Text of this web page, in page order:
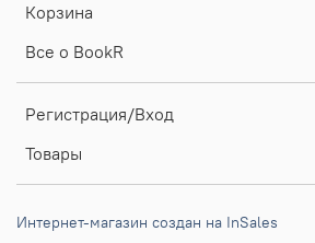
Корзина
Все о BookR
Регистрация/Вход
Товары
Интернет-магазин создан на InSales